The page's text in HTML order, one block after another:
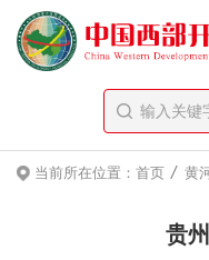
当前所在位置： 首页 / 黄
贵